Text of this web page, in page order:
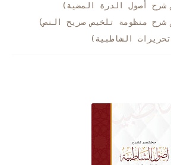
شرح أصول الدرة المضية)
شرح منظومة تلخيص صريح النص)
الشاطبية)